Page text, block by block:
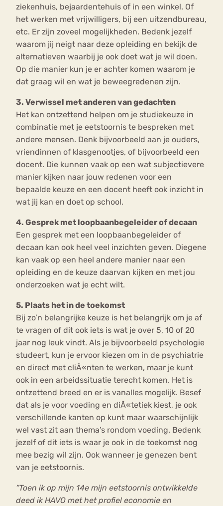
ziekenhuis, bejaardentehuis of in een winkel. Of
het werken met vrijwilligers, bij een uitzendbureau,
etc. Er zijn zoveel mogelijkheden. Bedenk jezelf
waarom jij neigt naar deze opleiding en bekijk de
alternatieven waarbij je ook doet wat je wil doen.
Op die manier kun je er achter komen waarom je
dat graag wil en wat je beweegredenen zijn.
3. Verwissel met anderen van gedachten
Het kan ontzettend helpen om je studiekeuze in
combinatie met je eetstoornis te bespreken met
andere mensen. Denk bijvoorbeeld aan je ouders,
vriendinnen of klasgenootjes, of bijvoorbeeld een
docent. Die kunnen vaak op een wat subjectievere
manier kijken naar jouw redenen voor een
bepaalde keuze en een docent heeft ook inzicht in
wat jij kan en doet op school.
4. Gesprek met loopbaanbegeleider of decaan
Een gesprek met een loopbaanbegeleider of
decaan kan ook heel veel inzichten geven. Diegene
kan vaak op een heel andere manier naar een
opleiding en de keuze daarvan kijken en met jou
onderzoeken wat je echt wilt.
5. Plaats het in de toekomst
Bij zo’n belangrijke keuze is het belangrijk om je af
te vragen of dit ook iets is wat je over 5, 10 of 20
jaar nog leuk vindt. Als je bijvoorbeeld psychologie
studeert, kun je ervoor kiezen om in de psychiatrie
en direct met cliÃ«nten te werken, maar je kunt
ook in een arbeidssituatie terecht komen. Het is
ontzettend breed en er is vanalles mogelijk. Besef
dat als je voor voeding en diÃ«tetiek kiest, je ook
verschillende kanten op kunt maar waarschijnlijk
wel vast zit aan thema’s rondom voeding. Bedenk
jezelf of dit iets is waar je ook in de toekomst nog
mee bezig wil zijn. Ook wanneer je genezen bent
van je eetstoornis.
“Toen ik op mijn 14e mijn eetstoornis ontwikkelde
deed ik HAVO met het profiel economie en